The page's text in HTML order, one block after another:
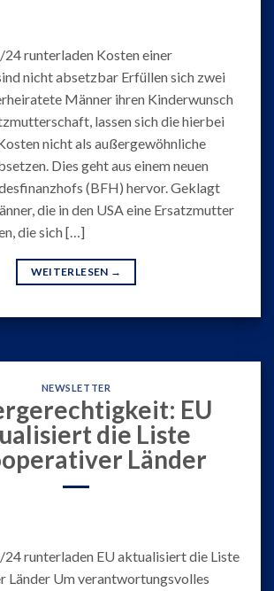
runterladen Kosten einer
nicht absetzbar Erfüllen sich zwei
Männer ihren Kinderwunsch
lassen sich die hierbei
nicht als außergewöhnliche
Dies geht aus einem neuen
(BFH) hervor. Geklagt
die in den USA eine Ersatzmutter
die sich […]
WEITERLESEN →
NEWSLETTER
EU
die Liste
Länder
runterladen EU aktualisiert die Liste
Länder Um verantwortungsvolles